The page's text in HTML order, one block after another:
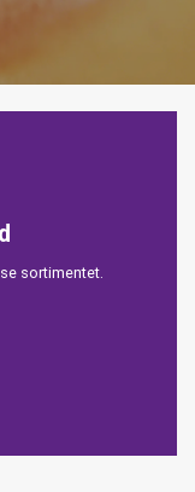
sortimentet.